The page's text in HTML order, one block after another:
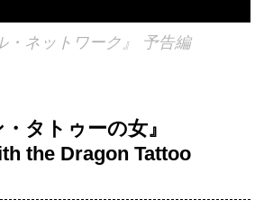
・ネットワーク』 予告編
・タトゥーの女』
the Dragon Tattoo